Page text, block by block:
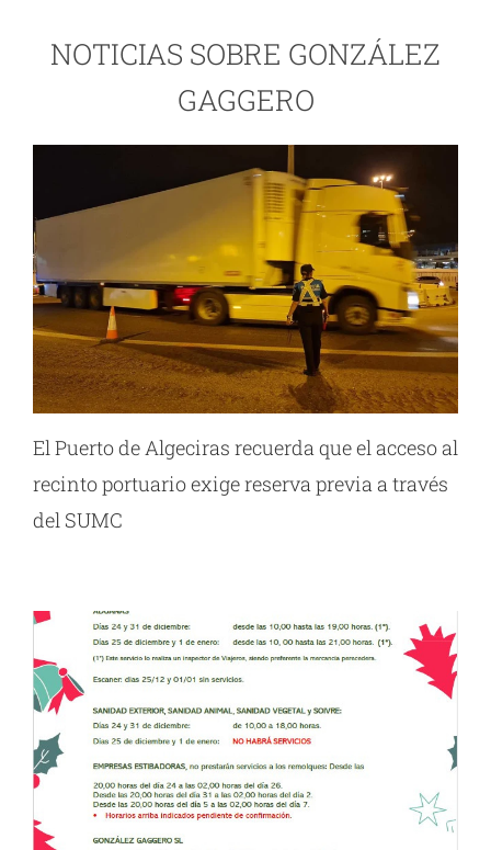
NOTICIAS SOBRE GONZÁLEZ
GAGGERO
El Puerto de Algeciras recuerda que el acceso al
recinto portuario exige reserva previa a través
del SUMC